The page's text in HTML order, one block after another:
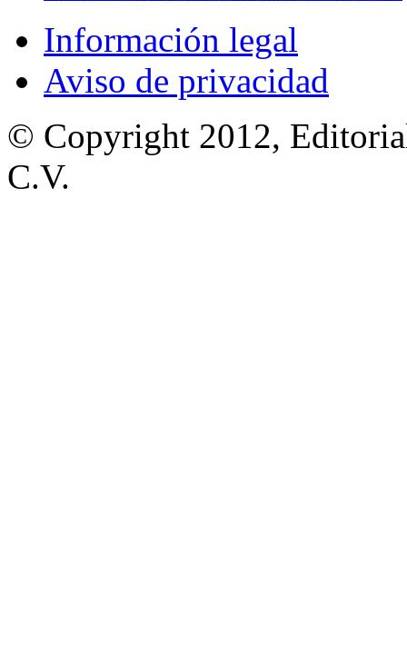
Información legal
Aviso de privacidad
© Copyright 2012,
C.V.